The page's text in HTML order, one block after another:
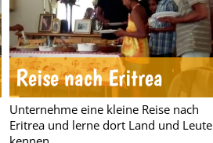
Reise nach Eritrea
Unternehme eine kleine Reise nach
Eritrea und lerne dort Land und Leute